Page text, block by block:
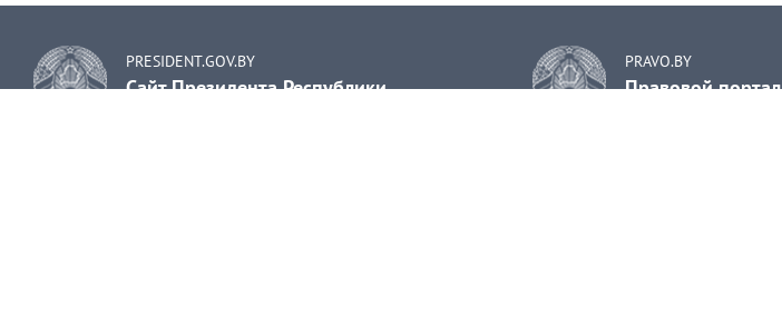
PRESIDENT.GOV.BY
Сайт Президента Республики
PRAVO.BY
Правовой портал